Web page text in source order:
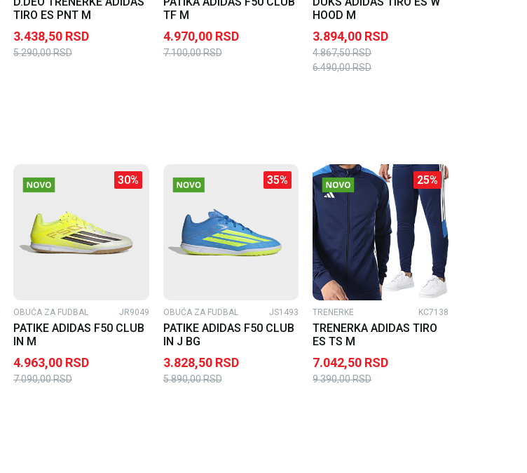
TIRO ES PNT M
3.438,50 RSD
5.290,00RSD
TF M
4.970,00 RSD
7.100,00RSD
HOOD M
3.894,00 RSD
4.867,50RSD
6.490,00RSD
30%
OBUĆA ZA FUDBAL JR9049
PATIKE ADIDAS F50 CLUB
IN M
4.963,00 RSD
7.090,00RSD
35%
OBUĆA ZA FUDBAL JS1493
PATIKE ADIDAS F50 CLUB
IN J BG
3.828,50 RSD
5.890,00RSD
25%
TRENERKE KC7138
TRENERKA ADIDAS TIRO
ES TS M
7.042,50 RSD
9.390,00RSD